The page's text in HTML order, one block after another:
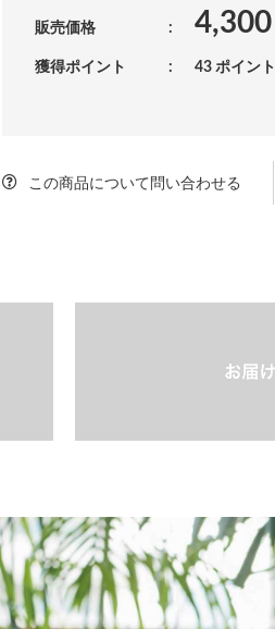
販売価格 4,300
獲得ポイント 43 ポイント
この商品について問い合わせる